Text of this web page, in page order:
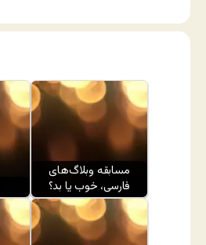
مسابقه وبلاگ‌های
فارسی، خوب یا بد؟